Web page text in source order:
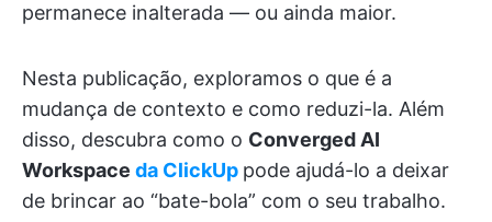
permanece inalterada — ou ainda maior.
Nesta publicação, exploramos o que é a
mudança de contexto e como reduzi-la. Além
disso, descubra como o Converged AI
Workspace da ClickUp pode ajudá-lo a deixar
de brincar ao “bate-bola” com o seu trabalho.